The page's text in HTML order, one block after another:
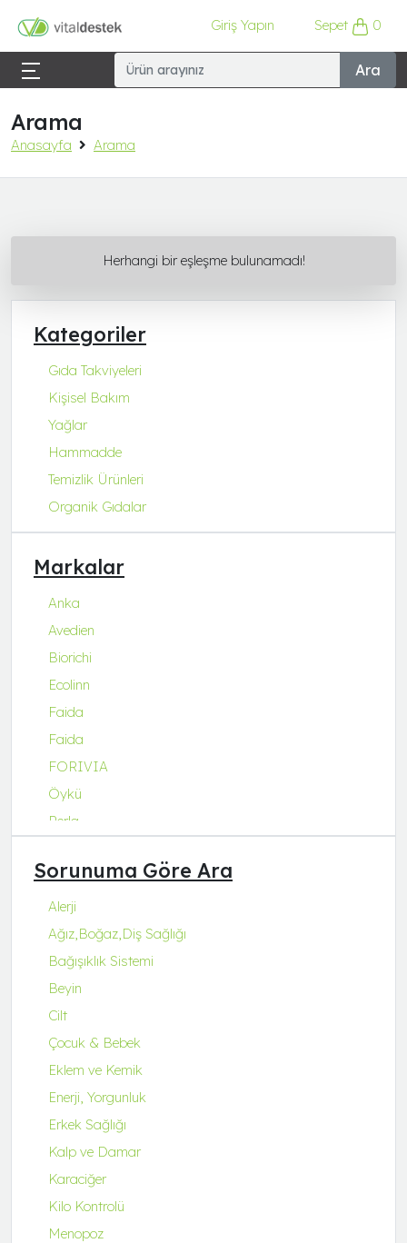
Giriş Yapın Sepet 0
Ara
Arama
Anasayfa Arama
Kategoriler
Gıda Takviyeleri
Kişisel Bakım
Yağlar
Hammadde
Temizlik Ürünleri
Organik Gıdalar
Markalar
Anka
Avedien
Biorichi
Ecolinn
Faida
Faida
FORIVIA
Öykü
Perla
Q-Collagen
Q-Fit
Q-MENA
Q-UZU
ROBİN&ODİN
Sorunuma Göre Ara
Alerji
Ağız,Boğaz,Diş Sağlığı
Bağışıklık Sistemi
Beyin
Cilt
Çocuk & Bebek
Eklem ve Kemik
Enerji, Yorgunluk
Erkek Sağlığı
Kalp ve Damar
Karaciğer
Kilo Kontrolü
Menopoz
Herhangi bir eşleşme bulunamadı!